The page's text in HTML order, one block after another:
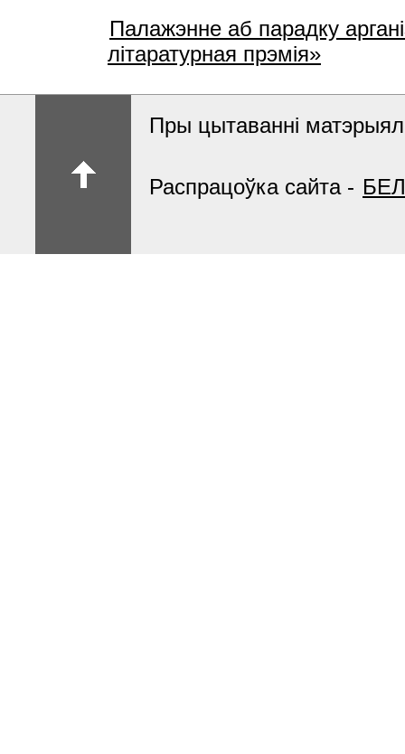
Палажэнне аб парадку
літаратурная прэмія»
Пры цытаванні
Распрацоўка сайта -